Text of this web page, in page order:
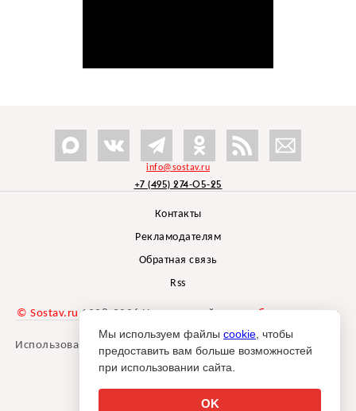
info@sostav.ru
+7 (495) 274-05-25
Контакты
Рекламодателям
Обратная связь
Rss
© Sostav.ru 1998-2026 Независимый проектбрендингового
агентства Depot
Использование материалов Sostav.ru допустимо только при
указании источника.
18+
Мы используем файлы cookie , чтобы
предоставить вам больше возможностей
при использовании сайта.
OK